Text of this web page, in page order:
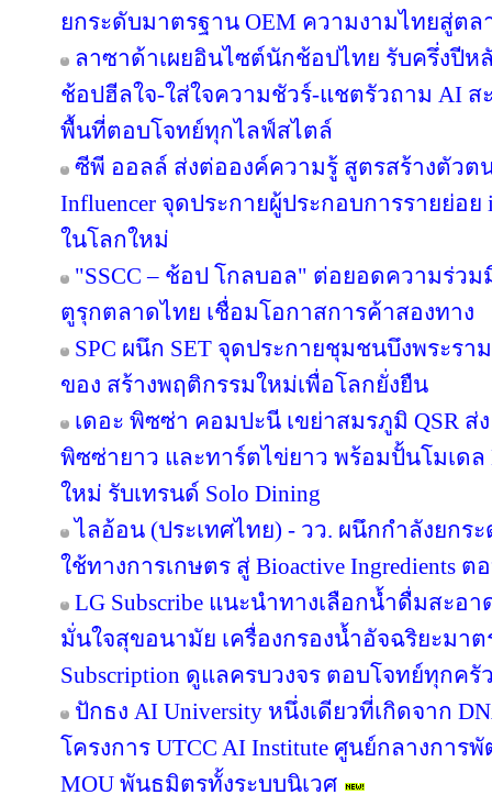
ยกระดับมาตรฐาน OEM ความงามไทยสู่ตล
ลาซาด้าเผยอินไซต์นักช้อปไทย รับครึ่งปีห
ช้อปฮีลใจ-ใส่ใจความชัวร์-แชตรัวถาม AI
พื้นที่ตอบโจทย์ทุกไลฟ์สไตล์
ซีพี ออลล์ ส่งต่อองค์ความรู้ สูตรสร้างตัวต
Influencer จุดประกายผู้ประกอบการรายย่อ
ในโลกใหม่
"SSCC – ช้อป โกลบอล" ต่อยอดความร่ว
ตูรุกตลาดไทย เชื่อมโอกาสการค้าสองทาง
SPC ผนึก SET จุดประกายชุมชนบึงพระร
ของ สร้างพฤติกรรมใหม่เพื่อโลกยั่งยืน
เดอะ พิซซ่า คอมปะนี เขย่าสมรภูมิ QSR ส่
พิซซ่ายาว และทาร์ตไข่ยาว พร้อมปั้นโมเดล
ใหม่ รับเทรนด์ Solo Dining
ไลอ้อน (ประเทศไทย) - วว. ผนึกกำลังยกร
ใช้ทางการเกษตร สู่ Bioactive Ingredients
LG Subscribe แนะนำทางเลือกน้ำดื่มสะอ
มั่นใจสุขอนามัย เครื่องกรองน้ำอัจฉริยะมา
Subscription ดูแลครบวงจร ตอบโจทย์ทุกครั
ปักธง AI University หนึ่งเดียวที่เกิดจาก
โครงการ UTCC AI Institute ศูนย์กลางกา
MOU พันธมิตรทั้งระบบนิเวศ